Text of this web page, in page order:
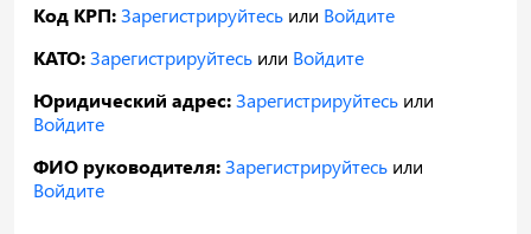
Код КРП:Зарегистрируйтесь или Войдите
КАТО:Зарегистрируйтесь или Войдите
Юридический адрес:Зарегистрируйтесь или
Войдите
ФИО руководителя:Зарегистрируйтесь или
Войдите